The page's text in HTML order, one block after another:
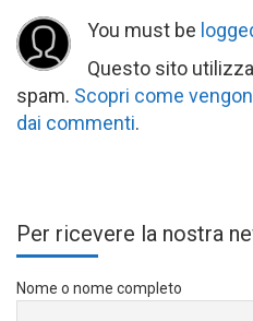
You must be
Questo sito
spam. Scopri come
dai commenti.
Per ricevere la nostra
Nome o nome completo